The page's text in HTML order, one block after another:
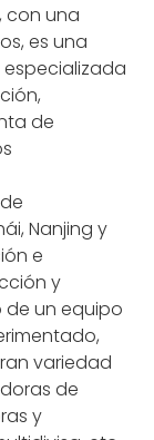
con una
es una
de
Nanjing y
e
y
un equipo
variedad
de
y